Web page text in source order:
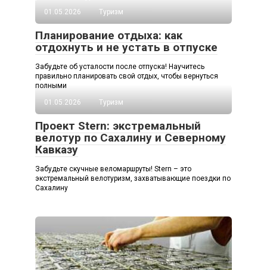
01.05.2026
Туризм
Планирование отдыха: как
отдохнуть и не устать в отпуске
Забудьте об усталости после отпуска! Научитесь
правильно планировать свой отдых, чтобы вернуться
полными
01.05.2026
Туризм
Проект Stern: экстремальный
велотур по Сахалину и Северному
Кавказу
Забудьте скучные веломаршруты! Stern – это
экстремальный велотуризм, захватывающие поездки по
Сахалину